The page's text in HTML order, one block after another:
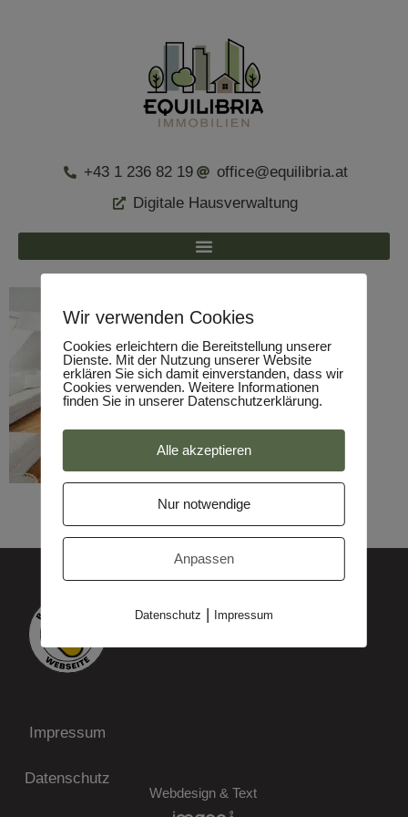
+43 1 236 82 19
office@equilibria.at
Digitale Hausverwaltung
Impressum
Datenschutz
Webdesign & Text
Wir verwenden Cookies
Cookies erleichtern die Bereitstellung unserer
Dienste. Mit der Nutzung unserer Website
erklären Sie sich damit einverstanden, dass wir
Cookies verwenden. Weitere Informationen
finden Sie in unserer Datenschutzerklärung.
Alle akzeptieren
Nur notwendige
Anpassen
Datenschutz | Impressum